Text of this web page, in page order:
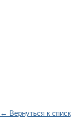
← Вернуться к